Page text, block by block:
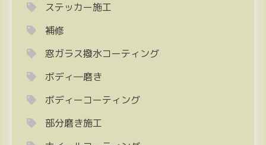
ステッカー施工
補修
窓ガラス撥水コーティング
ボディ―磨き
ボディーコーティング
部分磨き施工